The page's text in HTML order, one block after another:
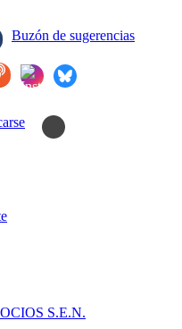
Buzón de sugerencias
S.E.N.